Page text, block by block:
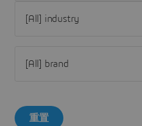
重置